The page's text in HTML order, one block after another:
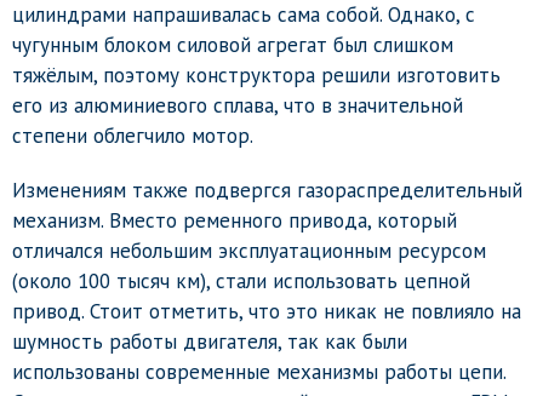
цилиндрами напрашивалась сама собой. Однако, с
чугунным блоком силовой агрегат был слишком
тяжёлым, поэтому конструктора решили изготовить
его из алюминиевого сплава, что в значительной
степени облегчило мотор.
Изменениям также подвергся газораспределительный
механизм. Вместо ременного привода, который
отличался небольшим эксплуатационным ресурсом
(около 100 тысяч км), стали использовать цепной
привод. Стоит отметить, что это никак не повлияло на
шумность работы двигателя, так как были
использованы современные механизмы работы цепи.